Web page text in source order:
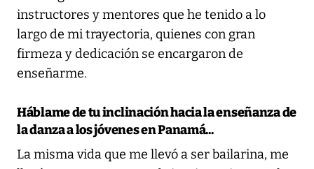
instructores y mentores que he tenido a lo
largo de mi trayectoria, quienes con gran
firmeza y dedicación se encargaron de
enseñarme.
Háblame de tu inclinación hacia la enseñanza de
la danza a los jóvenes en Panamá...
La misma vida que me llevó a ser bailarina, me